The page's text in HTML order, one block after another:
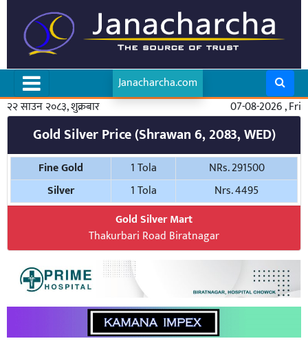
Janacharcha.com
२२ साउन २०८३, शुक्रबार
07-08-2026 , Fri
Gold Silver Price (Shrawan 6, 2083, WED)
Fine Gold 1 Tola
NRs. 291500
Silver
1 Tola
Nrs. 4495
Gold Silver Mart
Thakurbari Road Biratnagar